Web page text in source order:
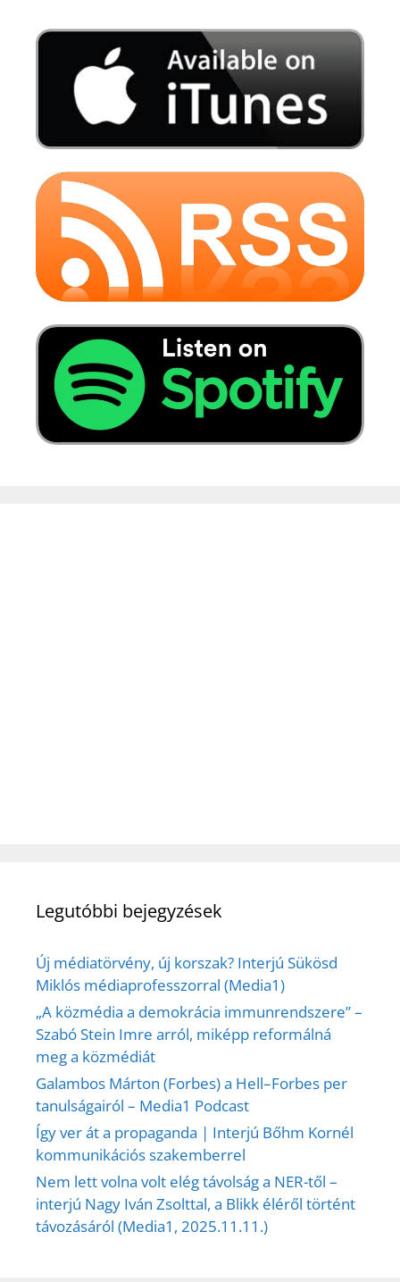
Legutóbbi bejegyzések
Új médiatörvény, új korszak? Interjú Sükösd
Miklós médiaprofesszorral (Media1)
„A közmédia a demokrácia immunrendszere” –
Szabó Stein Imre arról, miképp reformálná
meg a közmédiát
Galambos Márton (Forbes) a Hell–Forbes per
tanulságairól – Media1 Podcast
Így ver át a propaganda | Interjú Bőhm Kornél
kommunikációs szakemberrel
Nem lett volna volt elég távolság a NER-től –
interjú Nagy Iván Zsolttal, a Blikk éléről történt
távozásáról (Media1, 2025.11.11.)